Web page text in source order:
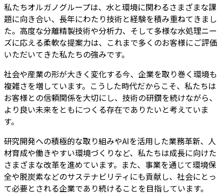
トップメッセージ本文
私たちオルガノグループは、水と環境に関わるさまざまな課
題に向き合い、長年にわたり技術と経験を積み重ねてきまし
た。高度な分離精製技術や分析力、そして多様な水処理ニー
ズに応える柔軟な提案力は、これまで多くのお客様にご評価
いただいてきた私たちの強みです。
社会や産業の形が大きく変化する今、企業を取り巻く環境も
複雑さを増しています。こうした時代だからこそ、私たちは
お客様との信頼関係を大切にし、技術の研鑽を続けながら、
より良い未来をともにつくる存在でありたいと考えていま
す。
研究開発への積極的な取り組みやAIを活用した業務革新、人
材育成や働きやすい環境づくりなど、私たちは成長に向けた
さまざまな改革を進めています。また、事業を通じて環境保
全や脱炭素などのサステナビリティにも貢献し、社会にとっ
て必要とされる企業であり続けることを目指しています。